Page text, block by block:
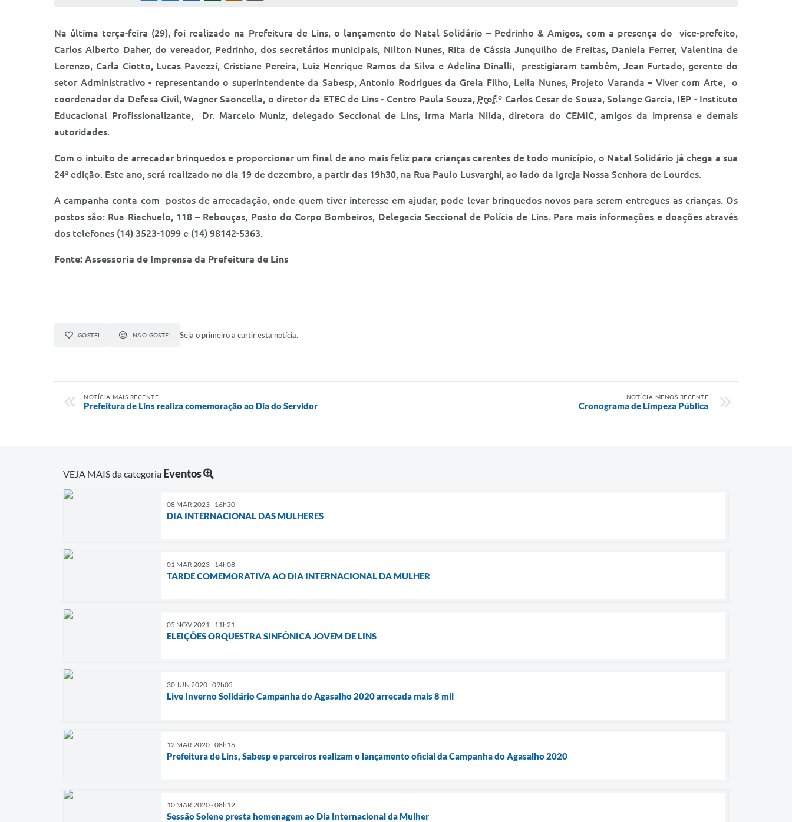
Na última terça-feira (29), foi realizado na Prefeitura de Lins, o lançamento do Natal Solidário – Pedrinho & Amigos, com a presença do vice-prefeito,
Carlos Alberto Daher, do vereador, Pedrinho, dos secretários municipais, Nilton Nunes, Rita de Cássia Junquilho de Freitas, Daniela Ferrer, Valentina de
Lorenzo, Carla Ciotto, Lucas Pavezzi, Cristiane Pereira, Luiz Henrique Ramos da Silva e Adelina Dinalli, prestigiaram também, Jean Furtado, gerente do
setor Administrativo - representando o superintendente da Sabesp, Antonio Rodrigues da Grela Filho, Leila Nunes, Projeto Varanda – Viver com Arte, o
coordenador da Defesa Civil, Wagner Saoncella, o diretor da ETEC de Lins - Centro Paula Souza, Prof.º Carlos Cesar de Souza, Solange Garcia, IEP - Instituto
Educacional Profissionalizante, Dr. Marcelo Muniz, delegado Seccional de Lins, Irma Maria Nilda, diretora do CEMIC, amigos da imprensa e demais
autoridades.
Com o intuito de arrecadar brinquedos e proporcionar um final de ano mais feliz para crianças carentes de todo município, o Natal Solidário já chega a sua
24ª edição. Este ano, será realizado no dia 19 de dezembro, a partir das 19h30, na Rua Paulo Lusvarghi, ao lado da Igreja Nossa Senhora de Lourdes.
A campanha conta com postos de arrecadação, onde quem tiver interesse em ajudar, pode levar brinquedos novos para serem entregues as crianças. Os
postos são: Rua Riachuelo, 118 – Rebouças, Posto do Corpo Bombeiros, Delegacia Seccional de Polícia de Lins. Para mais informações e doações através
dos telefones (14) 3523-1099 e (14) 98142-5363.
Fonte: Assessoria de Imprensa da Prefeitura de Lins
GOSTEI NÃO GOSTEI Seja o primeiro a curtir esta notícia.
NOTÍCIA MAIS RECENTE
Prefeitura de Lins realiza comemoração ao Dia do Servidor
NOTÍCIA MENOS RECENTE
Cronograma de Limpeza Pública
VEJA MAIS da categoria Eventos
08 MAR 2023 - 16h30
DIA INTERNACIONAL DAS MULHERES
01 MAR 2023 - 14h08
TARDE COMEMORATIVA AO DIA INTERNACIONAL DA MULHER
05 NOV 2021 - 11h21
ELEIÇÕES ORQUESTRA SINFÔNICA JOVEM DE LINS
30 JUN 2020 - 09h05
Live Inverno Solidário Campanha do Agasalho 2020 arrecada mais 8 mil
12 MAR 2020 - 08h16
Prefeitura de Lins, Sabesp e parceiros realizam o lançamento oficial da Campanha do Agasalho 2020
10 MAR 2020 - 08h12
Sessão Solene presta homenagem ao Dia Internacional da Mulher